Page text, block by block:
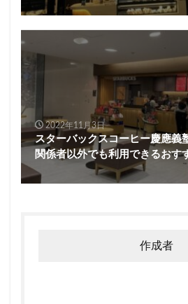
2022年11月3日
スターバックスコーヒー慶應義
関係者以外でも利用できるおす
作成者